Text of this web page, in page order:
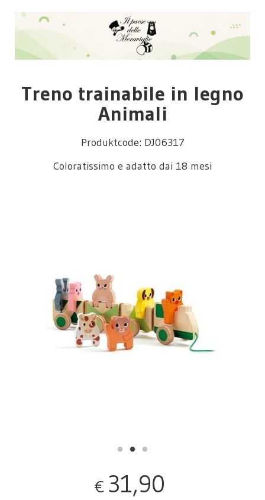
Treno trainabile in legno
Animali
Produktcode: DJ06317
Coloratissimo e adatto dai 18 mesi
€ 31,90